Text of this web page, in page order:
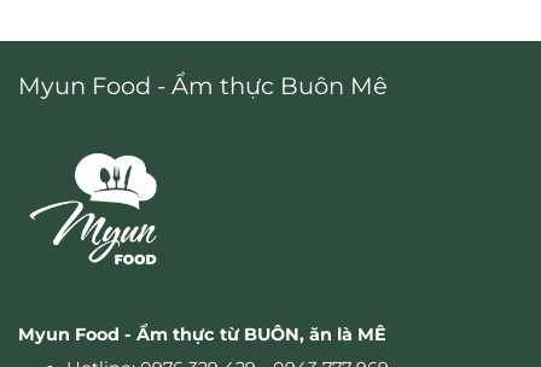
Myun Food - Ẩm thực Buôn Mê
Myun Food - Ẩm thực từ BUÔN, ăn là MÊ